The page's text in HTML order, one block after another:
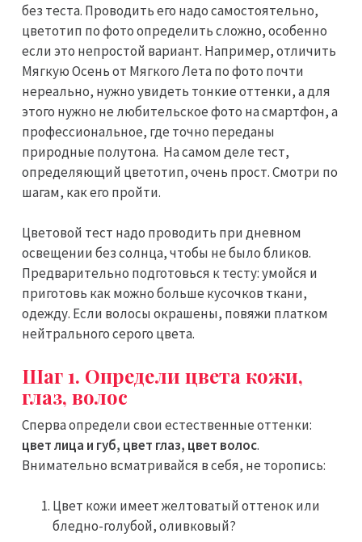
без теста. Проводить его надо самостоятельно,
цветотип по фото определить сложно, особенно
если это непростой вариант. Например, отличить
Мягкую Осень от Мягкого Лета по фото почти
нереально, нужно увидеть тонкие оттенки, а для
этого нужно не любительское фото на смартфон, а
профессиональное, где точно переданы
природные полутона. На самом деле тест,
определяющий цветотип, очень прост. Смотри по
шагам, как его пройти.
Цветовой тест надо проводить при дневном
освещении без солнца, чтобы не было бликов.
Предварительно подготовься к тесту: умойся и
приготовь как можно больше кусочков ткани,
одежду. Если волосы окрашены, повяжи платком
нейтрального серого цвета.
Шаг 1. Определи цвета кожи,
глаз, волос
Сперва определи свои естественные оттенки:
цвет лица и губ, цвет глаз, цвет волос.
Внимательно всматривайся в себя, не торопись:
Цвет кожи имеет желтоватый оттенок или
бледно-голубой, оливковый?